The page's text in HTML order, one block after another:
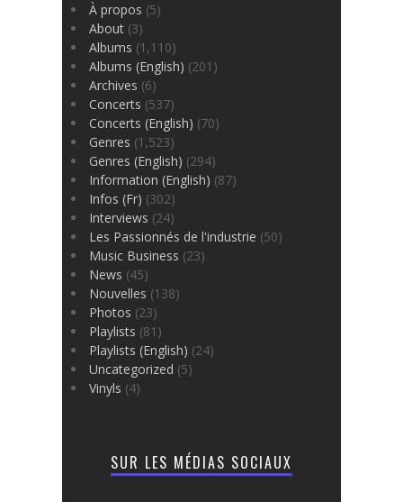
À propos (5)
About (3)
Albums (1,110)
Albums (English) (201)
Archives (6)
Concerts (537)
Concerts (English) (70)
Genres (1,523)
Genres (English) (294)
Information (English) (87)
Infos (Fr) (302)
Interviews (24)
Les Passionnés de l'industrie (50)
Music Business (23)
News (45)
Nouvelles (138)
Photos (23)
Playlists (81)
Playlists (English) (24)
Uncategorized (5)
Vinyls (4)
SUR LES MÉDIAS SOCIAUX